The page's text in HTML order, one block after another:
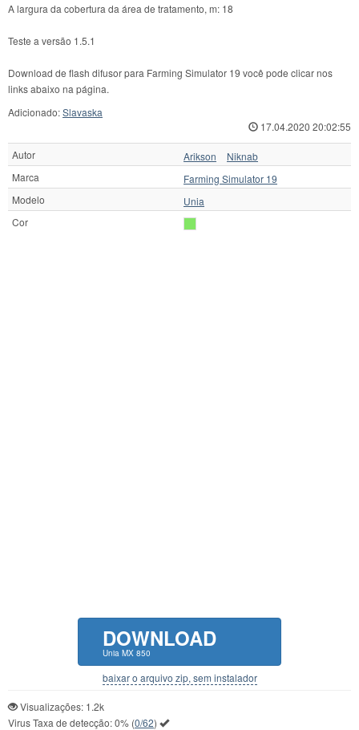
A largura da cobertura da área de tratamento, m: 18
Teste a versão 1.5.1
Download de flash difusor para Farming Simulator 19 você pode clicar nos
links abaixo na página.
Adicionado:Slavaska
17.04.2020 20:02:55
Autor Arikson
Niknab
Marca
Farming Simulator 19
Modelo
Unia
Cor
DOWNLOAD
Unia MX 850
baixar o arquivo zip, sem instalador
Visualizações: 1.2k
Virus Taxa de detecção:0% (0/62)